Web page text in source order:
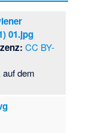
01.jpg
CC BY-
dem